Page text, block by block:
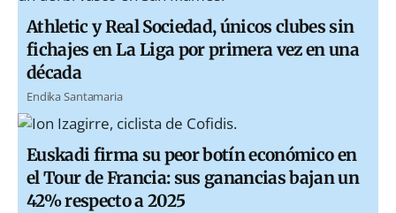
Athletic y Real Sociedad, únicos clubes sin
fichajes en La Liga por primera vez en una
década
Endika Santamaria
Euskadi firma su peor botín económico en
el Tour de Francia: sus ganancias bajan un
42% respecto a 2025